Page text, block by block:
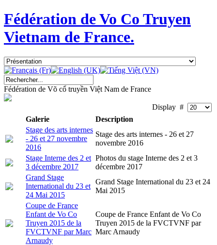
Fédération de Vo Co Truyen
Vietnam de France.
Fédération de Võ cổ truyền Việt Nam de France
Display #
Galerie
Description
Stage des arts internes
- 26 et 27 novembre
2016
Stage des arts internes - 26 et 27
novembre 2016
Stage Interne des 2 et
3 décembre 2017
Photos du stage Interne des 2 et 3
décembre 2017
Grand Stage
International du 23 et
24 Mai 2015
Grand Stage International du 23 et 24
Mai 2015
Coupe de France
Enfant de Vo Co
Truyen 2015 de la
FVCTVNF par Marc
Arnaudy
Coupe de France Enfant de Vo Co
Truyen 2015 de la FVCTVNF par
Marc Arnaudy